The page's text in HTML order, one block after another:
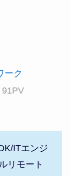
ーク
91PV
ITエンジ
リモート